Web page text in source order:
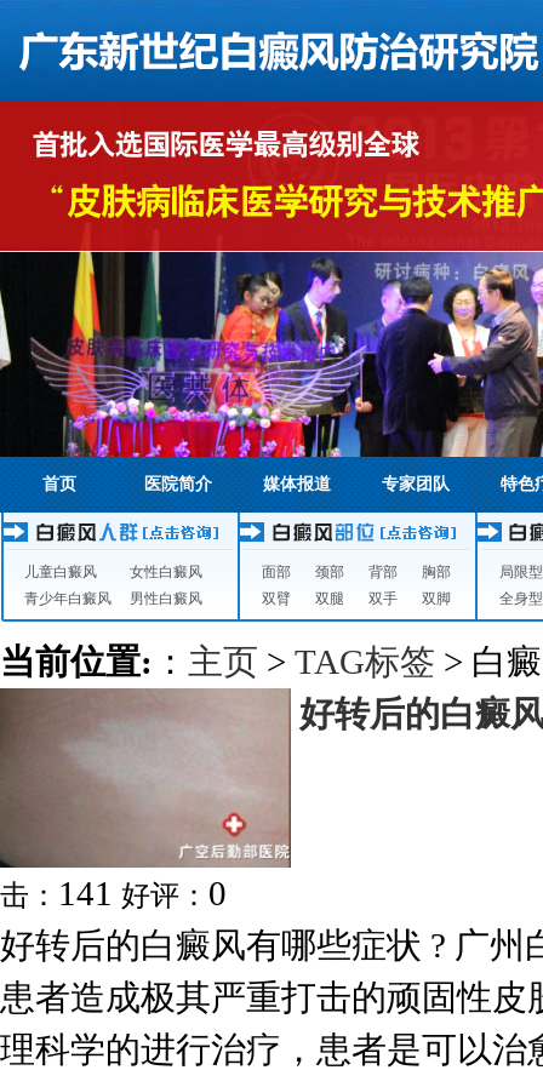
首页 医院简介 媒体报道 专家团队 特色
儿童白癜风
女性白癜风
青少年白癜风
男性白癜风
面部 颈部 背部
胸部
双臂
双腿 双手 双脚
局限型
全身型
当前位置: ： 主页 > TAG标签 > 白
好转后的白癜
击： 141 好评： 0
好转后的白癜风有哪些症状 ? 广
患者造成极其严重打击的顽固性
理科学的进行治疗，患者是可以